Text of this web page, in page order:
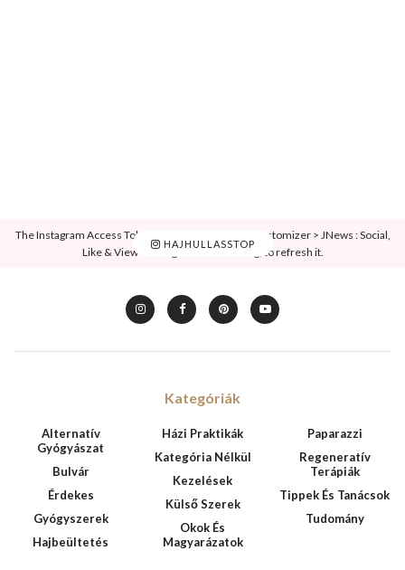
HAJHULLASSTOP
The Instagram Access Token is expired, Go to the Customizer > JNews : Social,
Like & View > Instagram Feed Setting, to refresh it.
Kategóriák
Alternatív
Gyógyászat
Bulvár
Érdekes
Gyógyszerek
Hajbeültetés
Házi Praktikák
Kategória Nélkül
Kezelések
Külső Szerek
Okok És
Magyarázatok
Paparazzi
Regeneratív
Terápiák
Tippek És Tanácsok
Tudomány